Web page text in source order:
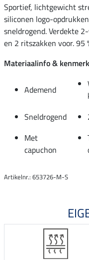
Sportief, lichtgewicht
siliconen logo-
sneldrogend. Verdekte
en 2 ritszakken voor. 95
Materiaalinfo &
Ademend
Sneldrogend
Met
capuchon
Artikelnr.: 653726-M-S